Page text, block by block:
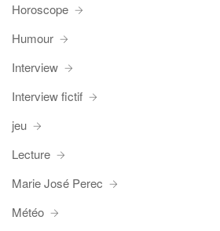
Horoscope
Humour
Interview
Interview fictif
jeu
Lecture
Marie José Perec
Météo